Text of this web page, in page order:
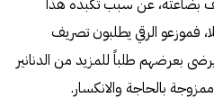
بضاعته، عن سبب تكبده هذا
فموزعو الرقي يطلبون تصريف
بعرضهم طلباً للمزيد من الدنانير
بالحاجة والانكسار.